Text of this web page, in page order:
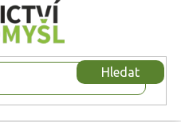
Hledat